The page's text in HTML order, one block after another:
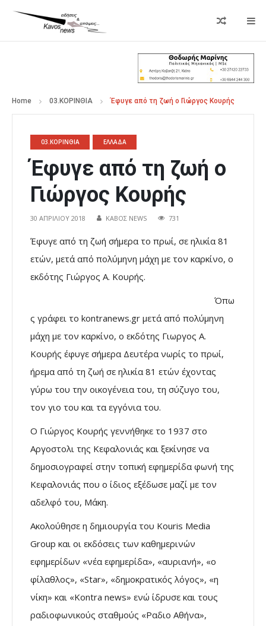
Home 03.ΚΟΡΙΝΘΙΑ Έφυγε από τη ζωή ο Γιώργος Κουρής
03.ΚΟΡΙΝΘΙΑ ΕΛΛΑΔΑ
Έφυγε από τη ζωή ο
Γιώργος Κουρής
30 ΑΠΡΙΛΊΟΥ 2018 ΚΑΒΟΣ NEWS 731
Έφυγε από τη ζωή σήμερα το πρωί, σε ηλικία 81
ετών, μετά από πολύμηνη μάχη με τον καρκίνο, ο
εκδότης Γιώργος Α. Κουρής.
Όπω
ς γράφει το kontranews.gr μετά από πολύμηνη
μάχη με τον καρκίνο, ο εκδότης Γιωργος Α.
Κουρής έφυγε σήμερα Δευτέρα νωρίς το πρωί,
ήρεμα από τη ζωή σε ηλικία 81 ετών έχοντας
γύρω του την οικογένεια του, τη σύζυγο του,
τον γιο του και τα εγγόνια του.
Ο Γιώργος Κουρής γεννήθηκε το 1937 στο
Αργοστολι της Κεφαλονιάς και ξεκίνησε να
δημοσιογραφεί στην τοπική εφημερίδα φωνή της
Κεφαλονιάς που ο ίδιος εξέδωσε μαζί με τον
αδελφό του, Μάκη.
Ακολούθησε η δημιουργία του Kouris Media
Group και οι εκδόσεις των καθημερινών
εφημερίδων «νέα εφημερίδα», «αυριανή», «ο
φίλαθλος», «Star», «δημοκρατικός λόγος», «η
νίκη» και «Kontra news» ενώ ίδρυσε και τους
ραδιοφωνικούς σταθμούς «Ραδιο Αθήνα»,